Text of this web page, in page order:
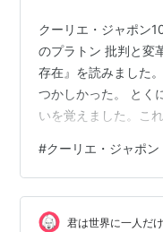
クーリエ・ジャポン
のプラトン 批判と変
存在』を読みました
つかしかった。 とく
いを覚えました。こ
から日本語がゲシュ
想像を絶するもので
批判と変革の哲学 じ
ないし、急ぐべきで
#クーリエ・ジャポン
君は世界に一人だけ